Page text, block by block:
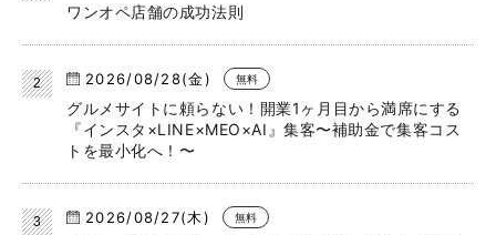
ワンオペ店舗の成功法則
2026/08/28(金) 無料
グルメサイトに頼らない！開業1ヶ月目から満席にする
『インスタ×LINE×MEO×AI』集客〜補助金で集客コス
トを最小化へ！〜
2026/08/27(木) 無料